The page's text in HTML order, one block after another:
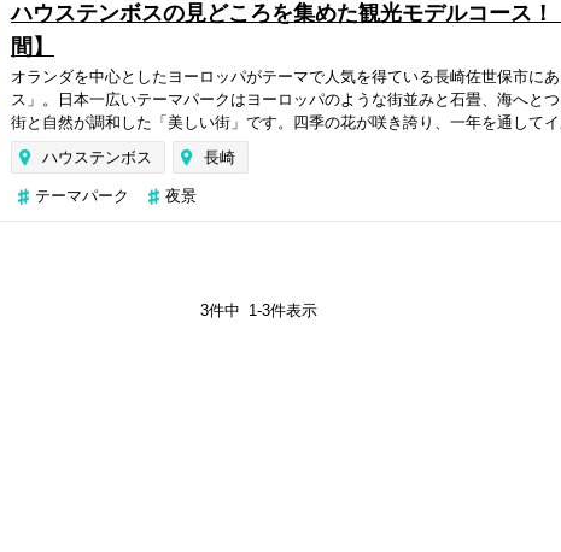
ハウステンボスの見どころを集めた観光モデルコース
間】
オランダを中心としたヨーロッパがテーマで人気を得ている長崎佐世保市に
ス」。日本一広いテーマパークはヨーロッパのような街並みと石畳、海へとつ
街と自然が調和した「美しい街」です。四季の花が咲き誇り、一年を通して
ハウステンボス
長崎
テーマパーク 夜景
3件中 1-3件表示